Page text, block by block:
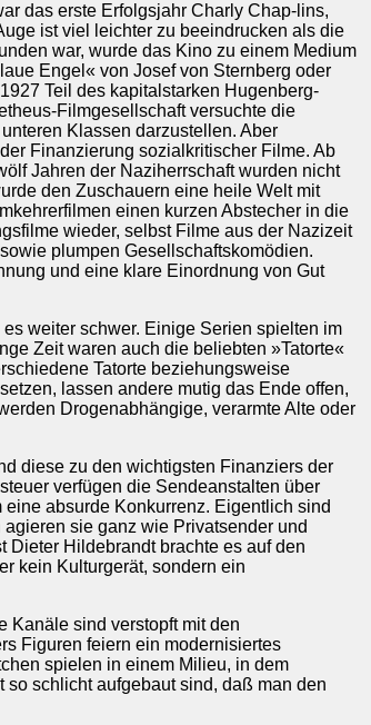
das erste Erfolgsjahr Charly Chap-lins,
ist viel leichter zu beeindrucken als die
war, wurde das Kino zu einem Medium
Engel« von Josef von Sternberg oder
Teil des kapitalstarken Hugenberg-
Filmgesellschaft versuchte die
Klassen darzustellen. Aber
Finanzierung sozialkritischer Filme. Ab
Jahren der Naziherrschaft wurden nicht
den Zuschauern eine heile Welt mit
einen kurzen Abstecher in die
wieder, selbst Filme aus der Nazizeit
plumpen Gesellschaftskomödien.
und eine klare Einordnung von Gut
weiter schwer. Einige Serien spielten im
Zeit waren auch die beliebten »Tatorte«
Tatorte beziehungsweise
lassen andere mutig das Ende offen,
Drogenabhängige, verarmte Alte oder
diese zu den wichtigsten Finanziers der
verfügen die Sendeanstalten über
absurde Konkurrenz. Eigentlich sind
sie ganz wie Privatsender und
Dieter Hildebrandt brachte es auf den
kein Kulturgerät, sondern ein
Kanäle sind verstopft mit den
Figuren feiern ein modernisiertes
spielen in einem Milieu, in dem
schlicht aufgebaut sind, daß man den